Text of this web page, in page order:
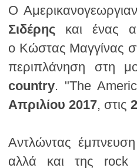
Ο
Σιδέρης
περιπλάνηση στη
country. "The
Απριλίου 2017, στις